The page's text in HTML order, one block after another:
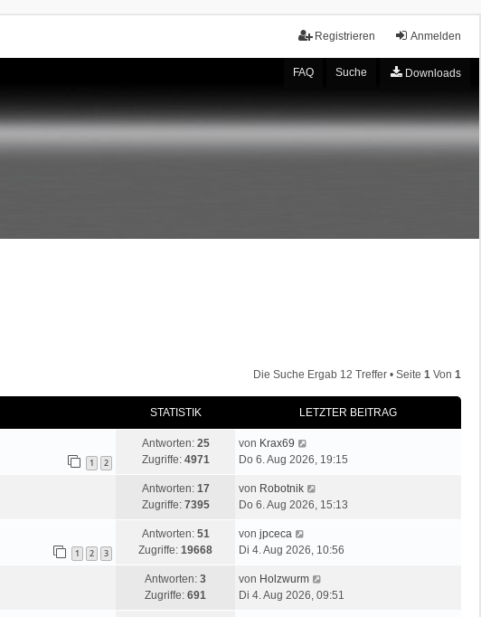
Anmelden
Registrieren
FAQ Suche Downloads
Die Suche Ergab 12 Treffer • Seite 1 Von 1
STATISTIK LETZTER BEITRAG
1 2
Antworten: 25
Zugriffe: 4971
von Krax69
Do 6. Aug 2026, 19:15
Antworten: 17
Zugriffe: 7395
von Robotnik
Do 6. Aug 2026, 15:13
1 2 3
Antworten: 51
Zugriffe: 19668
von jpceca
Di 4. Aug 2026, 10:56
Antworten: 3
Zugriffe: 691
von Holzwurm
Di 4. Aug 2026, 09:51